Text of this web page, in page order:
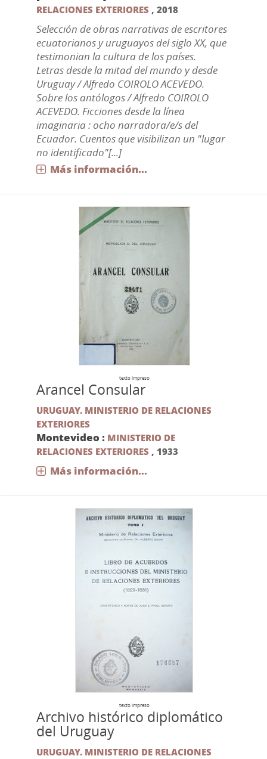
RELACIONES EXTERIORES , 2018
Selección de obras narrativas de escritores
ecuatorianos y uruguayos del siglo XX, que
testimonian la cultura de los países.
Letras desde la mitad del mundo y desde
Uruguay / Alfredo COIROLO ACEVEDO.
Sobre los antólogos / Alfredo COIROLO
ACEVEDO. Ficciones desde la línea
imaginaria : ocho narradora/e/s del
Ecuador. Cuentos que visibilizan un "lugar
no identificado"[...]
Más información...
texto impreso
Arancel Consular
URUGUAY. MINISTERIO DE RELACIONES
EXTERIORES
Montevideo : MINISTERIO DE
RELACIONES EXTERIORES , 1933
Más información...
texto impreso
Archivo histórico diplomático
del Uruguay
URUGUAY. MINISTERIO DE RELACIONES